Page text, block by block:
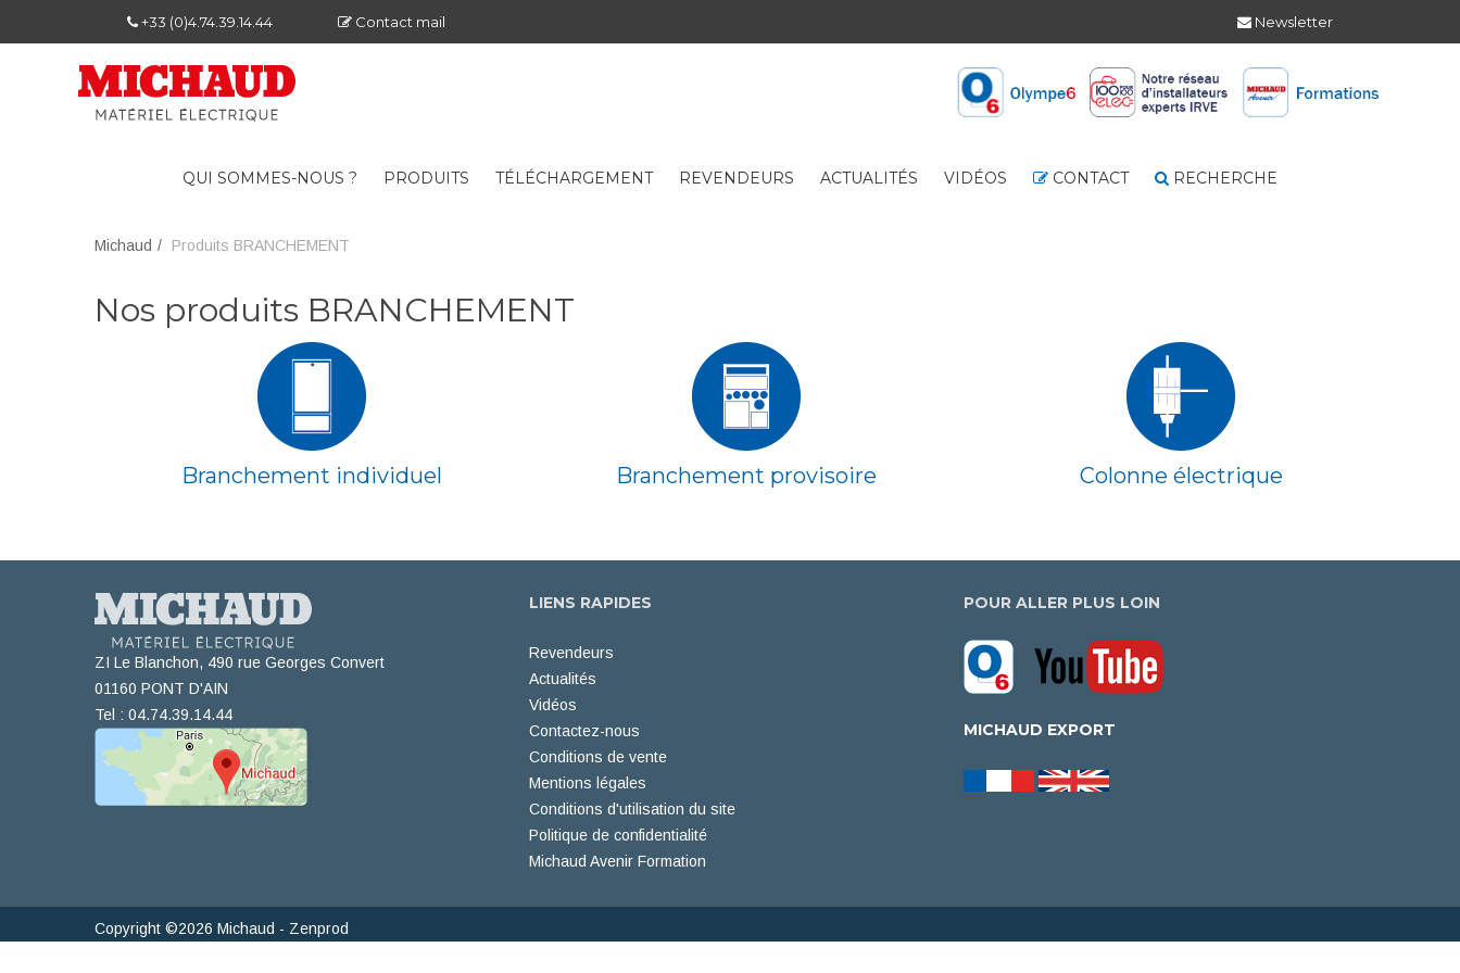
+33 (0)4.74.39.14.44 Contact mail Newsletter
QUI SOMMES-NOUS ? PRODUITS TÉLÉCHARGEMENT REVENDEURS ACTUALITÉS VIDÉOS CONTACT RECHERCHE
Michaud Produits BRANCHEMENT
Nos produits BRANCHEMENT
Branchement individuel Branchement provisoire Colonne électrique
ZI Le Blanchon, 490 rue Georges Convert
01160 PONT D'AIN
Tel : 04.74.39.14.44
LIENS RAPIDES
Revendeurs
Actualités
Vidéos
Contactez-nous
Conditions de vente
Mentions légales
Conditions d'utilisation du site
Politique de confidentialité
Michaud Avenir Formation
POUR ALLER PLUS LOIN
MICHAUD EXPORT
Copyright ©2026 Michaud - Zenprod